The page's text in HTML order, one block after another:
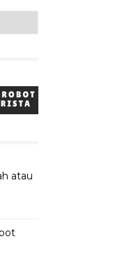
atau